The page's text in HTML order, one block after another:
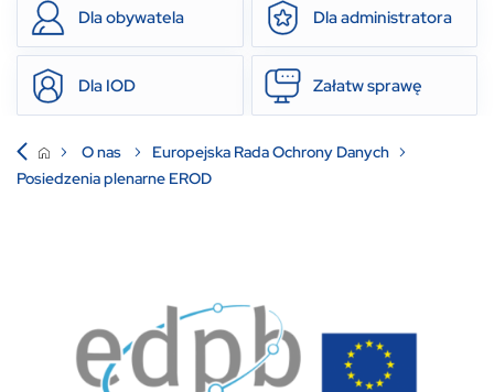
Dla obywatela Dla administratora
Dla IOD Załatw sprawę
O nas
Europejska Rada Ochrony Danych
Posiedzenia plenarne EROD